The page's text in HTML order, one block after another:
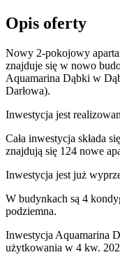
Opis oferty
Nowy 2-pokojowy
znajduje się w nowo
Aquamarina Dąbki w
Darłowa).
Inwestycja jest
Cała inwestycja składa
znajdują się 124 nowe
Inwestycja jest już
W budynkach są 4
podziemna.
Inwestycja Aquamarina
użytkowania w 4 kw.